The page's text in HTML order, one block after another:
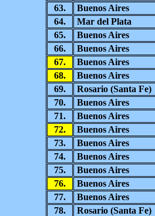
63.
Buenos Aires
64.
Mar del Plata
65.
Buenos Aires
66.
Buenos Aires
67.
Buenos Aires
68.
Buenos Aires
69.
Rosario (Santa Fe)
70.
Buenos Aires
71.
Buenos Aires
72.
Buenos Aires
73.
Buenos Aires
74.
Buenos Aires
75.
Buenos Aires
76.
Buenos Aires
77.
Buenos Aires
78.
Rosario (Santa Fe)